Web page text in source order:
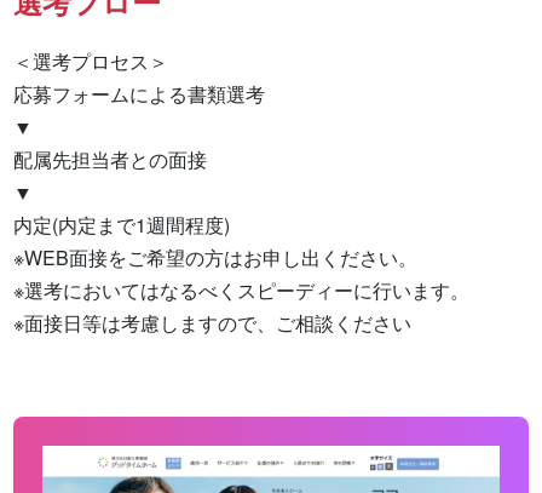
＜選考プロセス＞
応募フォームによる書類選考
▼
配属先担当者との面接
▼
内定(内定まで1週間程度)
※WEB面接をご希望の方はお申し出ください。
※選考においてはなるべくスピーディーに行います。
※面接日等は考慮しますので、ご相談ください